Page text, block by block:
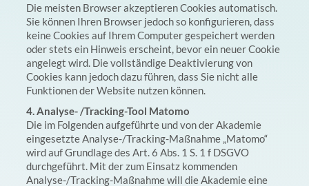
Die meisten Browser akzeptieren Cookies automatisch.
Sie können Ihren Browser jedoch so konfigurieren, dass
keine Cookies auf Ihrem Computer gespeichert werden
oder stets ein Hinweis erscheint, bevor ein neuer Cookie
angelegt wird. Die vollständige Deaktivierung von
Cookies kann jedoch dazu führen, dass Sie nicht alle
Funktionen der Website nutzen können.
4. Analyse- /Tracking-Tool Matomo
Die im Folgenden aufgeführte und von der Akademie
eingesetzte Analyse-/Tracking-Maßnahme „Matomo“
wird auf Grundlage des Art. 6 Abs. 1 S. 1 f DSGVO
durchgeführt. Mit der zum Einsatz kommenden
Analyse-/Tracking-Maßnahme will die Akademie eine